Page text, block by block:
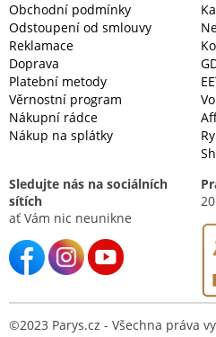
Obchodní podmínky
Odstoupení od smlouvy
Reklamace
Doprava
Platební metody
Věrnostní program
Nákupní rádce
Nákup na splátky
Sledujte nás na sociálních
sítích
ať Vám nic neunikne
©2023 Parys.cz - Všechna práva